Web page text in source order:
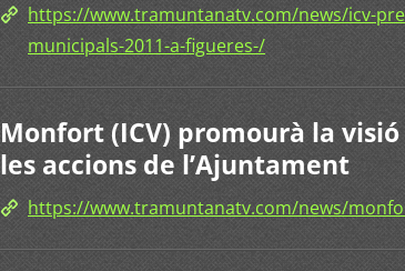
https://www.tramuntanatv.com/news/icv-
municipals-2011-a-figueres-/
Monfort (ICV) promourà la
les accions de l’Ajuntament
https://www.tramuntanatv.com/news/